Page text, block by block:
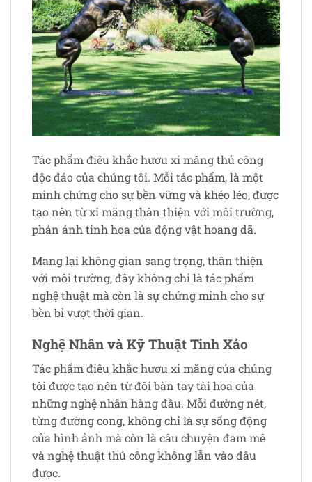
Tác phẩm điêu khắc hươu xi măng thủ công
độc đáo của chúng tôi. Mỗi tác phẩm, là một
minh chứng cho sự bền vững và khéo léo, được
tạo nên từ xi măng thân thiện với môi trường,
phản ánh tinh hoa của động vật hoang dã.
Mang lại không gian sang trọng, thân thiện
với môi trường, đây không chỉ là tác phẩm
nghệ thuật mà còn là sự chứng minh cho sự
bền bỉ vượt thời gian.
Nghệ Nhân và Kỹ Thuật Tinh Xảo
Tác phẩm điêu khắc hươu xi măng của chúng
tôi được tạo nên từ đôi bàn tay tài hoa của
những nghệ nhân hàng đầu. Mỗi đường nét,
từng đường cong, không chỉ là sự sống động
của hình ảnh mà còn là câu chuyện đam mê
và nghệ thuật thủ công không lẫn vào đâu
được.